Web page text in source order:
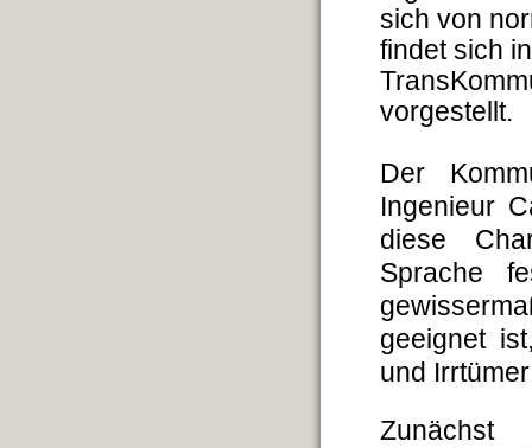
sich von
findet sich
vorgestellt.
Der
Ingenieur
diese
Sprache
geeignet
und